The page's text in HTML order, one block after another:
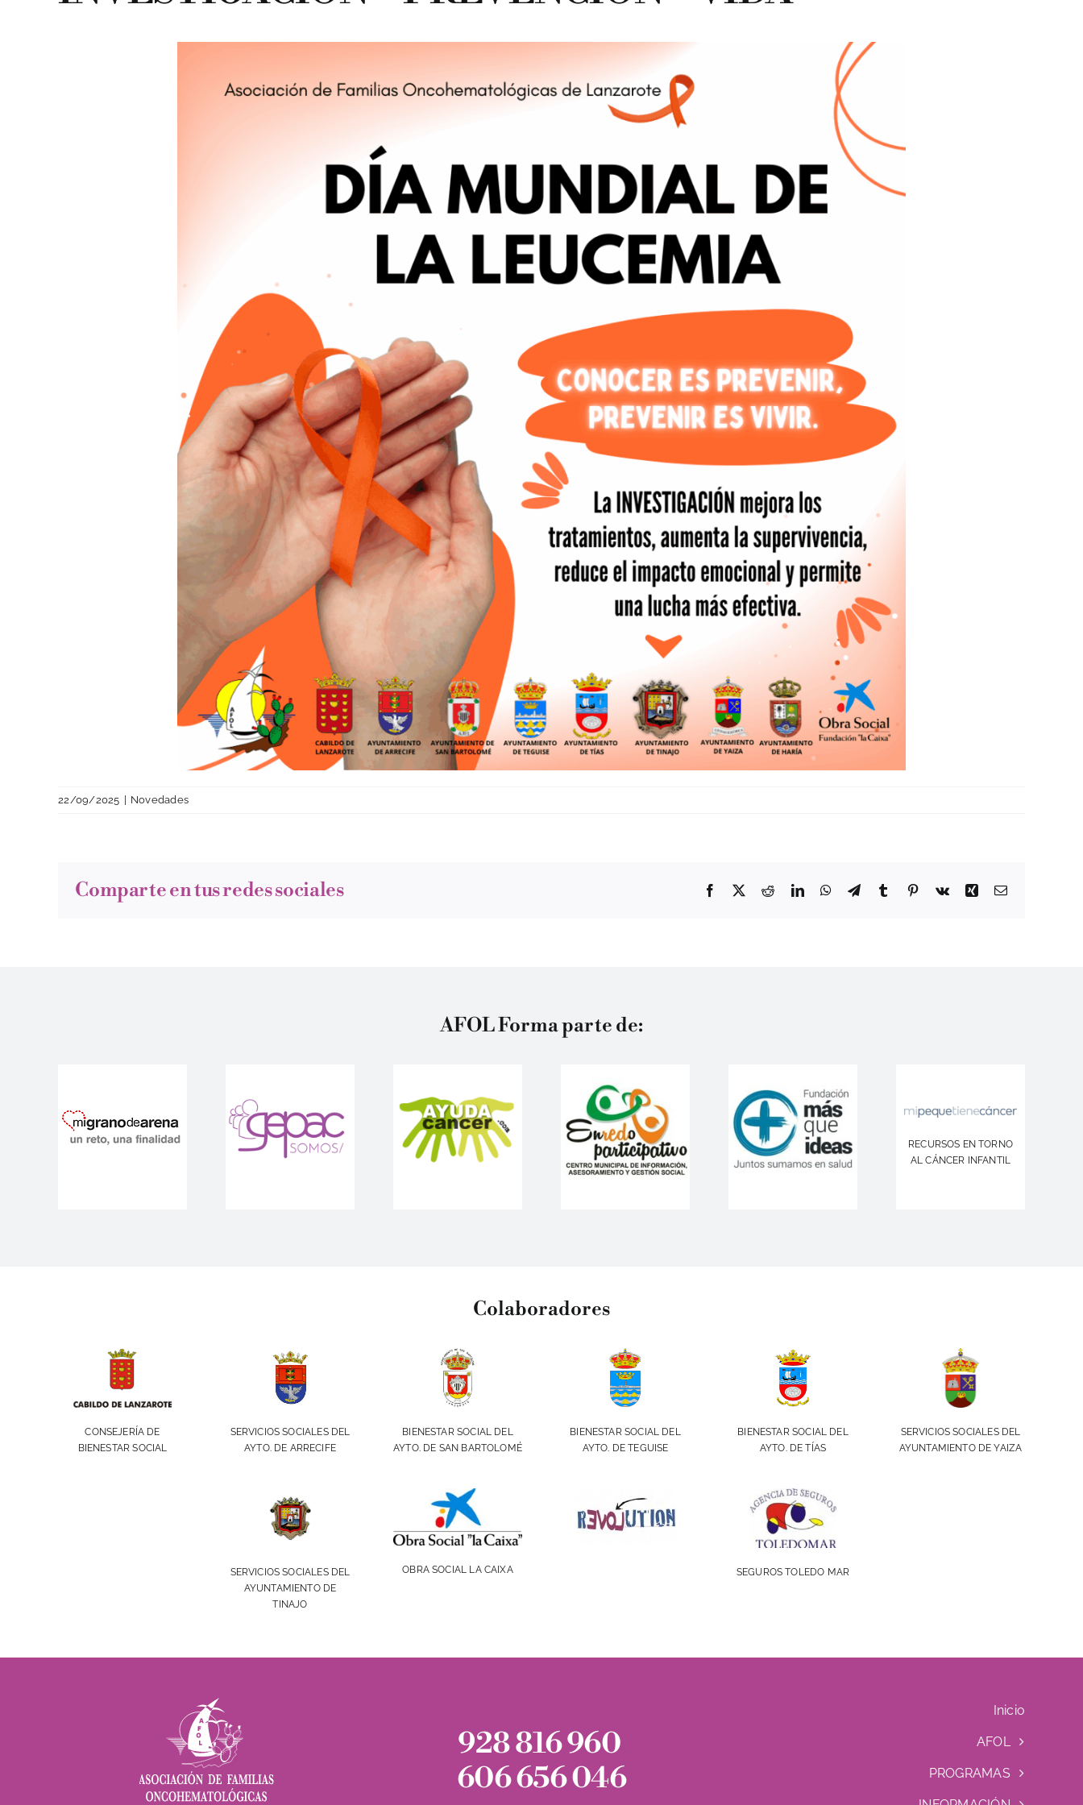
22/09/2025 | Novedades
Comparte en tus redes sociales Facebook
TwitterRedditLinkedInWhatsApp
TelegramTumblrPinterest
Vk Xing Correo
AFOL Forma parte de:
RECURSOS EN TORNO
AL CÁNCER INFANTIL
Colaboradores
CONSEJERÍA DE
BIENESTAR SOCIAL
SERVICIOS SOCIALES DEL
AYTO. DE ARRECIFE
BIENESTAR SOCIAL DEL
AYTO. DE SAN BARTOLOMÉ
BIENESTAR SOCIAL DEL
AYTO. DE TEGUISE
BIENESTAR SOCIAL DEL
AYTO. DE TÍAS
SERVICIOS SOCIALES DEL
AYUNTAMIENTO DE YAIZA
SERVICIOS SOCIALES DEL
AYUNTAMIENTO DE
TINAJO
OBRA SOCIAL LA CAIXA SEGUROS TOLEDO MAR
928 816 960
606 656 046
Inicio
AFOL
PROGRAMAS